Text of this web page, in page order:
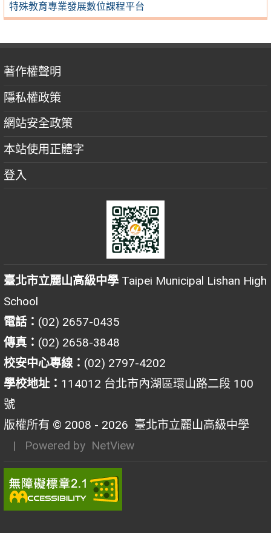
特殊教育專業發展數位課程平台
著作權聲明
隱私權政策
網站安全政策
本站使用正體字
登入
臺北市立麗山高級中學 Taipei Municipal Lishan High
School
電話： (02) 2657-0435
傳真： (02) 2658-3848
校安中心專線： (02) 2797-4202
學校地址： 114012 台北市內湖區環山路二段 100
號
版權所有 © 2008 - 2026 臺北市立麗山高級中學
| Powered by NetView